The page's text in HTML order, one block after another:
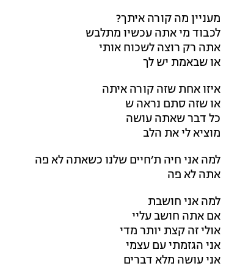
מעניין מה קורה איתך?
לכבוד מי אתה עכשיו מתלבש
אתה רק רוצה לשכוח אותי
או שבאמת יש לך
איזו אחת שזה קורה איתה
או שזה סתם נראה ש
כל דבר שאתה עושה
מוציא לי את הלב
למה אני חיה ת׳חיים שלנו כשאתה לא פה
אתה לא פה
למה אני חושבת
אם אתה חושב עליי
אולי זה קצת יותר מדי
אני הגזמתי עם עצמי
אני עושה מלא דברים